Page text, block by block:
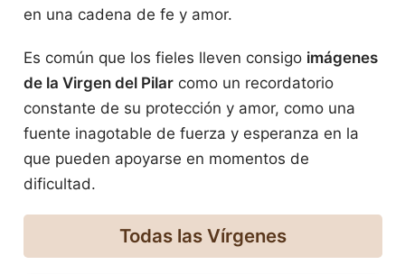
en una cadena de fe y amor.
Es común que los fieles lleven consigo imágenes
de la Virgen del Pilarcomo un recordatorio
constante de su protección y amor, como una
fuente inagotable de fuerza y esperanza en la
que pueden apoyarse en momentos de
dificultad.
Todas las Vírgenes